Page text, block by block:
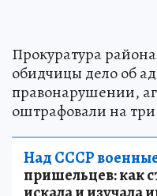
Прокуратура
обидчицы дело об
правонарушении,
оштрафовали на
Над СССР
пришельцев: как